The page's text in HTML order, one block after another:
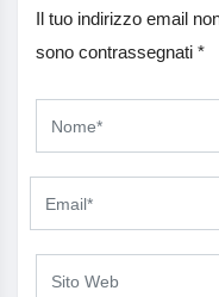
Il tuo indirizzo email
sono contrassegnati *